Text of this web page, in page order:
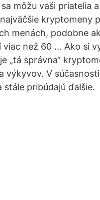
môžu vaši priatelia
kryptomeny
menách, podobne
než 60 … Ako si
„tá správna“
výkyvov. V
pribúdajú ďalšie.